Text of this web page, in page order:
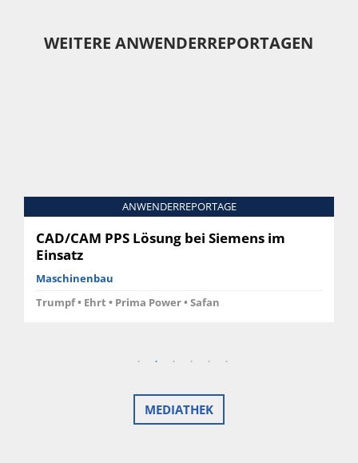
WEITERE ANWENDERREPORTAGEN
ANWENDERREPORTAGE
CAD/CAM PPS Lösung bei Siemens im
Einsatz
Maschinenbau
Trumpf • Ehrt • Prima Power • Safan
MEDIATHEK